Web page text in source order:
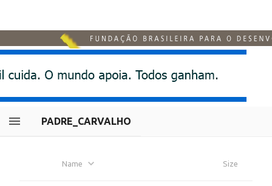
PADRE_CARVALHO
Name Size